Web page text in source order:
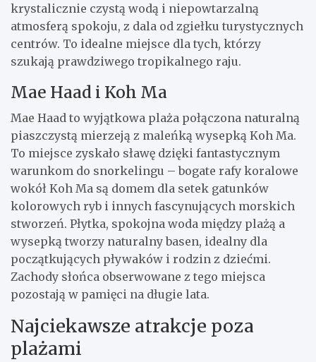
krystalicznie czystą wodą i niepowtarzalną
atmosferą spokoju, z dala od zgiełku turystycznych
centrów. To idealne miejsce dla tych, którzy
szukają prawdziwego tropikalnego raju.
Mae Haad i Koh Ma
Mae Haad to wyjątkowa plaża połączona naturalną
piaszczystą mierzeją z maleńką wysepką Koh Ma.
To miejsce zyskało sławę dzięki fantastycznym
warunkom do snorkelingu – bogate rafy koralowe
wokół Koh Ma są domem dla setek gatunków
kolorowych ryb i innych fascynujących morskich
stworzeń. Płytka, spokojna woda między plażą a
wysepką tworzy naturalny basen, idealny dla
początkujących pływaków i rodzin z dziećmi.
Zachody słońca obserwowane z tego miejsca
pozostają w pamięci na długie lata.
Najciekawsze atrakcje poza
plażami